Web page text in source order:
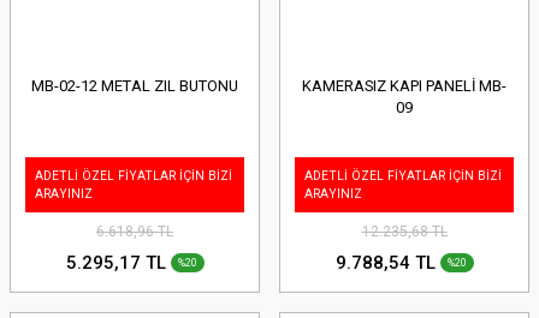
MB-02-12 METAL ZIL BUTONU
ADETLİ ÖZEL FİYATLAR İÇİN BİZİ
ARAYINIZ
6.618,96 TL
5.295,17 TL %20
KAMERASIZ KAPI PANELİ MB-
09
ADETLİ ÖZEL FİYATLAR İÇİN BİZİ
ARAYINIZ
12.235,68 TL
9.788,54 TL %20